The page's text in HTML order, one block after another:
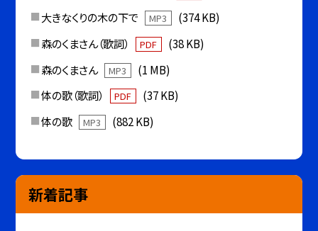
大きなくりの木の下で
MP3
(374 KB)
森のくまさん（歌詞）
PDF
(38 KB)
森のくまさん
MP3
(1 MB)
体の歌（歌詞）
PDF
(37 KB)
体の歌
MP3 (882 KB)
新着記事